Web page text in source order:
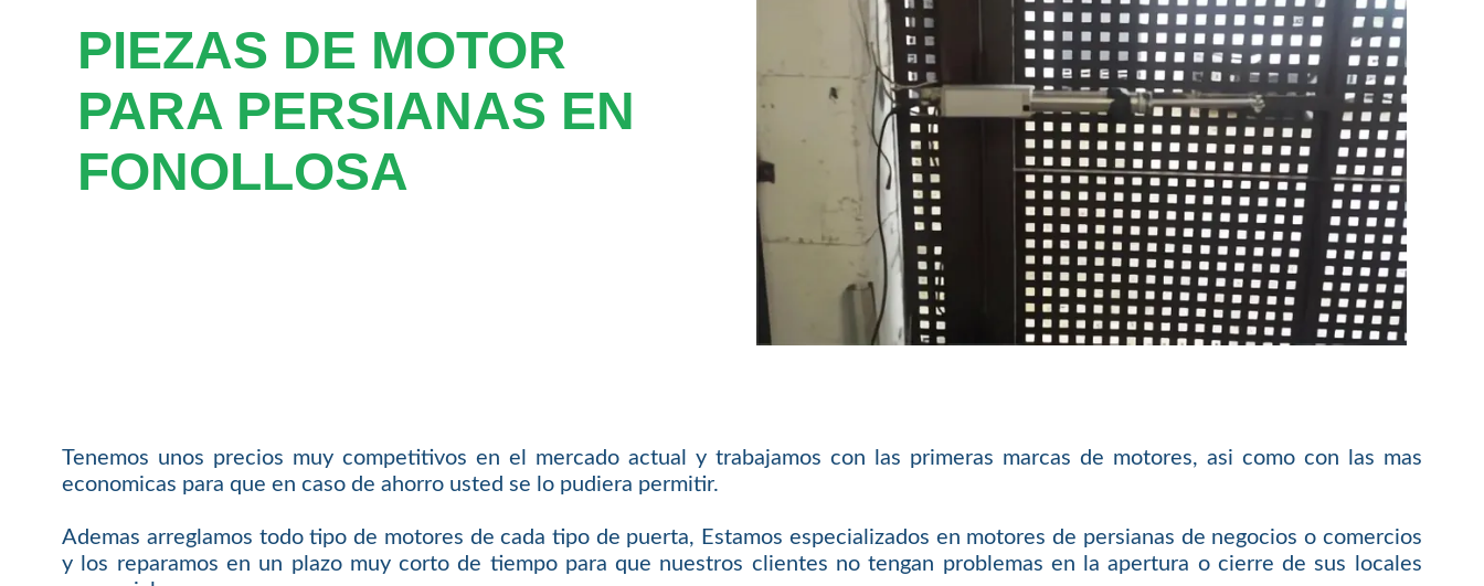
PIEZAS DE MOTOR
PARA PERSIANAS EN
FONOLLOSA
Tenemos unos precios muy competitivos en el mercado actual y trabajamos con las primeras marcas de motores, asi como con las mas
economicas para que en caso de ahorro usted se lo pudiera permitir.
Ademas arreglamos todo tipo de motores de cada tipo de puerta, Estamos especializados en motores de persianas de negocios o comercios
y los reparamos en un plazo muy corto de tiempo para que nuestros clientes no tengan problemas en la apertura o cierre de sus locales